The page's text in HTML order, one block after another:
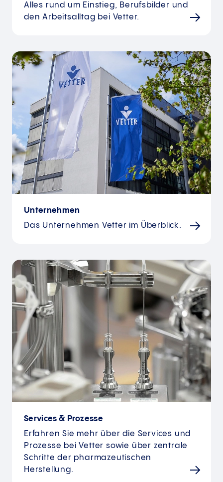
Alles rund um Einstieg, Berufsbilder und
den Arbeitsalltag bei Vetter.
Unternehmen
Das Unternehmen Vetter im Überblick.
Services & Prozesse
Erfahren Sie mehr über die Services und
Prozesse bei Vetter sowie über zentrale
Schritte der pharmazeutischen
Herstellung.